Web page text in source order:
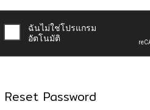
Reset Password